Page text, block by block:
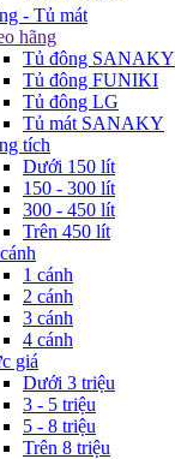
- Tủ mát
hãng
Tủ đông SANAKY
Tủ đông FUNIKI
Tủ đông LG
Tủ mát SANAKY
tích
Dưới 150 lít
150 - 300 lít
300 - 450 lít
Trên 450 lít
1 cánh
2 cánh
3 cánh
4 cánh
giá
Dưới 3 triệu
3 - 5 triệu
5 - 8 triệu
Trên 8 triệu